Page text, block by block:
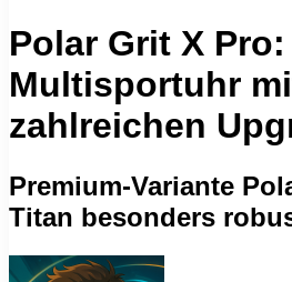
Polar Grit X
Multisportuhr
zahlreichen
Premium-Variante
Titan besonders